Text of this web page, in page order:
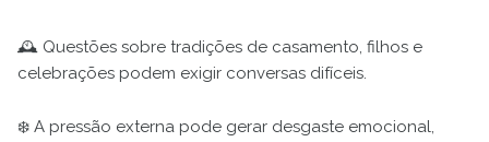
🕰️ Questões sobre tradições de casamento, filhos e
celebrações podem exigir conversas difíceis.
❄️ A pressão externa pode gerar desgaste emocional,